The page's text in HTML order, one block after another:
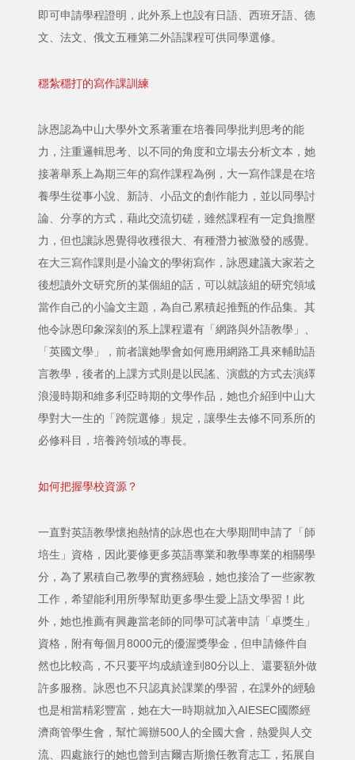
即可申請學程證明，此外系上也設有日語、西班牙語、德
文、法文、俄文五種第二外語課程可供同學選修。
穩紮穩打的寫作課訓練
詠恩認為中山大學外文系著重在培養同學批判思考的能
力，注重邏輯思考、以不同的角度和立場去分析文本，她
接著舉系上為期三年的寫作課程為例，大一寫作課是在培
養學生從事小說、新詩、小品文的創作能力，並以同學討
論、分享的方式，藉此交流切磋，雖然課程有一定負擔壓
力，但也讓詠恩覺得收穫很大、有種潛力被激發的感覺。
在大三寫作課則是小論文的學術寫作，詠恩建議大家若之
後想讀外文研究所的某個組的話，可以就該組的研究領域
當作自己的小論文主題，為自己累積起推甄的作品集。其
他令詠恩印象深刻的系上課程還有「網路與外語教學」、
「英國文學」，前者讓她學會如何應用網路工具來輔助語
言教學，後者的上課方式則是以民謠、演戲的方式去演繹
浪漫時期和維多利亞時期的文學作品，她也介紹到中山大
學對大一生的「跨院選修」規定，讓學生去修不同系所的
必修科目，培養跨領域的專長。
如何把握學校資源？
一直對英語教學懷抱熱情的詠恩也在大學期間申請了「師
培生」資格，因此要修更多英語專業和教學專業的相關學
分，為了累積自己教學的實務經驗，她也接洽了一些家教
工作，希望能利用所學幫助更多學生愛上語文學習！此
外，她也推薦有興趣當老師的同學可試著申請「卓獎生」
資格，附有每個月8000元的優渥獎學金，但申請條件自
然也比較高，不只要平均成績達到80分以上、還要額外做
許多服務。詠恩也不只認真於課業的學習，在課外的經驗
也是相當精彩豐富，她在大一時期就加入AIESEC國際經
濟商管學生會，幫忙籌辦500人的全國大會，熱愛與人交
流、四處旅行的她也曾到吉爾吉斯擔任教育志工，拓展自